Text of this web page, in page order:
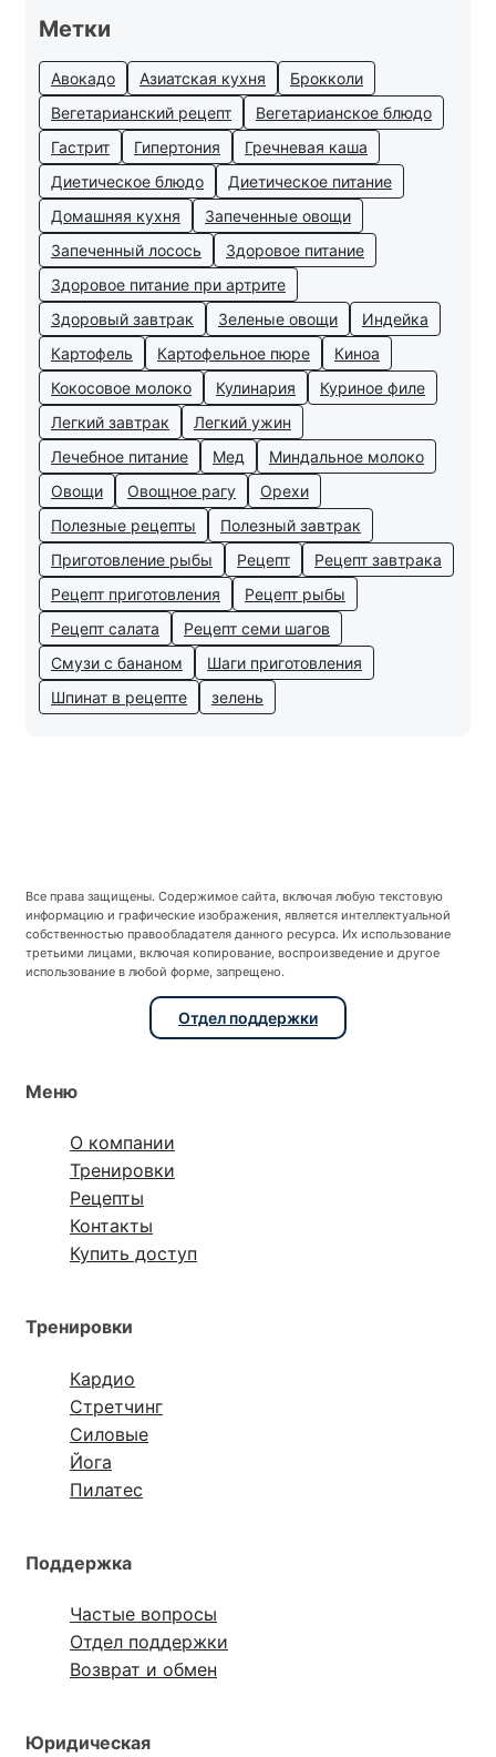
Метки
Авокадо Азиатская кухня
Брокколи
Вегетарианский рецепт
Вегетарианское блюдо
Гастрит
Гипертония
Гречневая каша
Диетическое блюдо
Диетическое питание
Домашняя кухня
Запеченные овощи
Запеченный лосось
Здоровое питание
Здоровое питание при артрите
Здоровый завтрак
Зеленые овощи
Индейка
Картофель
Картофельное пюре
Киноа
Кокосовое молоко
Кулинария
Куриное филе
Легкий завтрак
Легкий ужин
Лечебное питание
Мед
Миндальное молоко
Овощи
Овощное рагу
Орехи
Полезные рецепты
Полезный завтрак
Приготовление рыбы
Рецепт
Рецепт завтрака
Рецепт приготовления
Рецепт рыбы
Рецепт салата
Рецепт семи шагов
Смузи с бананом
Шаги приготовления
Шпинат в рецепте
зелень
Все права защищены. Содержимое сайта, включая любую текстовую
информацию и графические изображения, является интеллектуальной
собственностью правообладателя данного ресурса. Их использование
третьими лицами, включая копирование, воспроизведение и другое
использование в любой форме, запрещено.
Отдел поддержки
Меню
О компании
Тренировки
Рецепты
Контакты
Купить доступ
Тренировки
Кардио
Стретчинг
Силовые
Йога
Пилатес
Поддержка
Частые вопросы
Отдел поддержки
Возврат и обмен
Юридическая